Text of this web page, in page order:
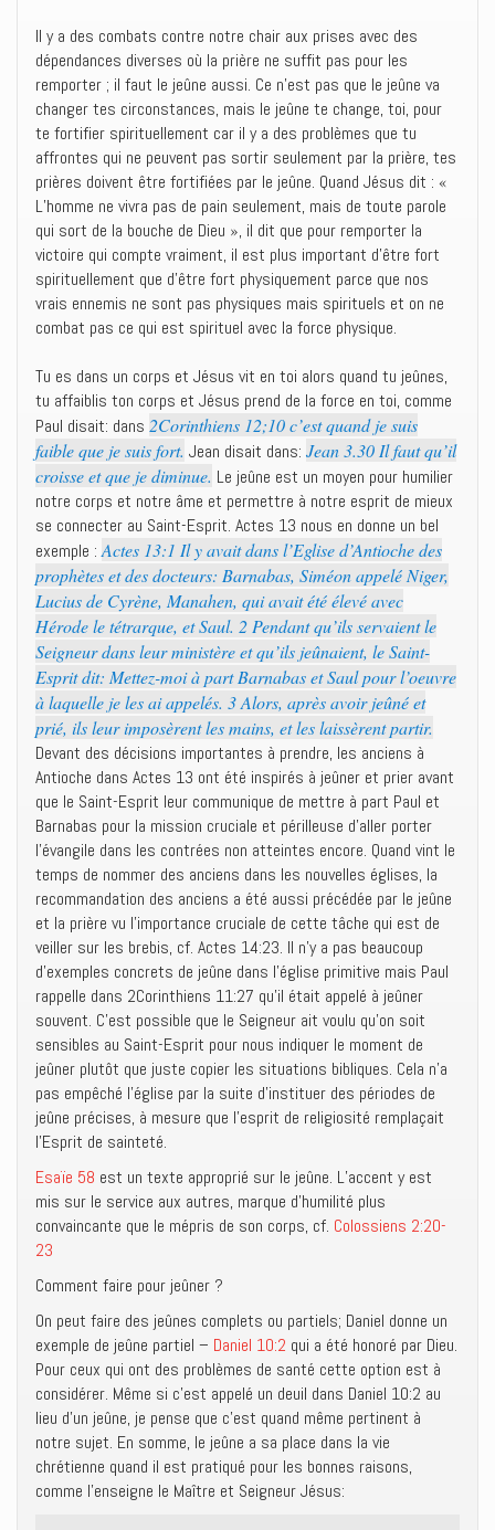
Il y a des combats contre notre chair aux prises avec des
dépendances diverses où la prière ne suffit pas pour les
remporter ; il faut le jeûne aussi. Ce n’est pas que le jeûne va
changer tes circonstances, mais le jeûne te change, toi, pour
te fortifier spirituellement car il y a des problèmes que tu
affrontes qui ne peuvent pas sortir seulement par la prière, tes
prières doivent être fortifiées par le jeûne. Quand Jésus dit : «
L’homme ne vivra pas de pain seulement, mais de toute parole
qui sort de la bouche de Dieu », il dit que pour remporter la
victoire qui compte vraiment, il est plus important d’être fort
spirituellement que d’être fort physiquement parce que nos
vrais ennemis ne sont pas physiques mais spirituels et on ne
combat pas ce qui est spirituel avec la force physique.
Tu es dans un corps et Jésus vit en toi alors quand tu jeûnes,
tu affaiblis ton corps et Jésus prend de la force en toi, comme
Paul disait: dans 2Corinthiens 12;10 c’est quand je suis
faible que je suis fort. Jean disait dans: Jean 3.30 Il faut qu’il
croisse et que je diminue. Le jeûne est un moyen pour humilier
notre corps et notre âme et permettre à notre esprit de mieux
se connecter au Saint-Esprit. Actes 13 nous en donne un bel
exemple :Actes 13:1 Il y avait dans l’Eglise d’Antioche des
prophètes et des docteurs: Barnabas, Siméon appelé Niger,
Lucius de Cyrène, Manahen, qui avait été élevé avec
Hérode le tétrarque, et Saul. 2 Pendant qu’ils servaient le
Seigneur dans leur ministère et qu’ils jeûnaient, le Saint-
Esprit dit: Mettez-moi à part Barnabas et Saul pour l’oeuvre
à laquelle je les ai appelés. 3 Alors, après avoir jeûné et
prié, ils leur imposèrent les mains, et les laissèrent partir.
Devant des décisions importantes à prendre, les anciens à
Antioche dans Actes 13 ont été inspirés à jeûner et prier avant
que le Saint-Esprit leur communique de mettre à part Paul et
Barnabas pour la mission cruciale et périlleuse d’aller porter
l’évangile dans les contrées non atteintes encore. Quand vint le
temps de nommer des anciens dans les nouvelles églises, la
recommandation des anciens a été aussi précédée par le jeûne
et la prière vu l’importance cruciale de cette tâche qui est de
veiller sur les brebis, cf. Actes 14:23. Il n’y a pas beaucoup
d’exemples concrets de jeûne dans l’église primitive mais Paul
rappelle dans 2Corinthiens 11:27 qu’il était appelé à jeûner
souvent. C’est possible que le Seigneur ait voulu qu’on soit
sensibles au Saint-Esprit pour nous indiquer le moment de
jeûner plutôt que juste copier les situations bibliques. Cela n’a
pas empêché l’église par la suite d’instituer des périodes de
jeûne précises, à mesure que l’esprit de religiosité remplaçait
l’Esprit de sainteté.
Esaïe 58 est un texte approprié sur le jeûne. L’accent y est
mis sur le service aux autres, marque d’humilité plus
convaincante que le mépris de son corps, cf. Colossiens 2:20-
23
Comment faire pour jeûner ?
On peut faire des jeûnes complets ou partiels; Daniel donne un
exemple de jeûne partiel – Daniel 10:2 qui a été honoré par Dieu.
Pour ceux qui ont des problèmes de santé cette option est à
considérer. Même si c’est appelé un deuil dans Daniel 10:2 au
lieu d’un jeûne, je pense que c’est quand même pertinent à
notre sujet. En somme, le jeûne a sa place dans la vie
chrétienne quand il est pratiqué pour les bonnes raisons,
comme l’enseigne le Maître et Seigneur Jésus: